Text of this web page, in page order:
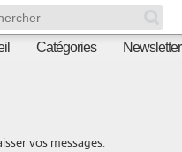
Catégories Newsletter
vos messages.